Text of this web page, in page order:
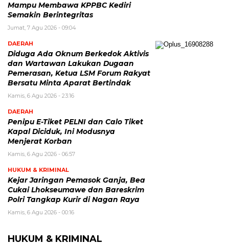
Mampu Membawa KPPBC Kediri
Semakin Berintegritas
Jumat, 7 Agu 2026 - 09:04
DAERAH
Diduga Ada Oknum Berkedok Aktivis
dan Wartawan Lakukan Dugaan
Pemerasan, Ketua LSM Forum Rakyat
Bersatu Minta Aparat Bertindak
Kamis, 6 Agu 2026 - 23:16
DAERAH
Penipu E-Tiket PELNI dan Calo Tiket
Kapal Diciduk, Ini Modusnya
Menjerat Korban
Kamis, 6 Agu 2026 - 06:57
HUKUM & KRIMINAL
Kejar Jaringan Pemasok Ganja, Bea
Cukai Lhokseumawe dan Bareskrim
Polri Tangkap Kurir di Nagan Raya
Kamis, 6 Agu 2026 - 00:16
HUKUM & KRIMINAL